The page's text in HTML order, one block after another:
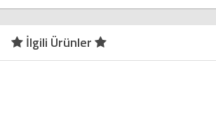
İlgili Ürünler